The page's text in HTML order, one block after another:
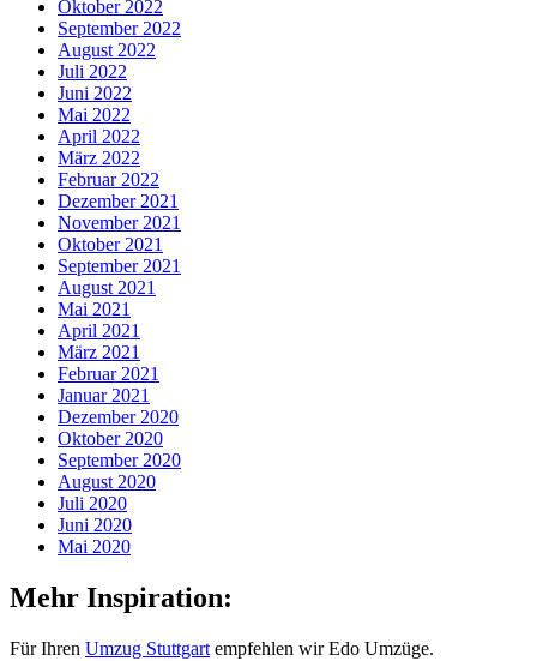
Oktober 2022
September 2022
August 2022
Juli 2022
Juni 2022
Mai 2022
April 2022
März 2022
Februar 2022
Dezember 2021
November 2021
Oktober 2021
September 2021
August 2021
Mai 2021
April 2021
März 2021
Februar 2021
Januar 2021
Dezember 2020
Oktober 2020
September 2020
August 2020
Juli 2020
Juni 2020
Mai 2020
Mehr Inspiration:
Für Ihren Umzug Stuttgart empfehlen wir Edo Umzüge.